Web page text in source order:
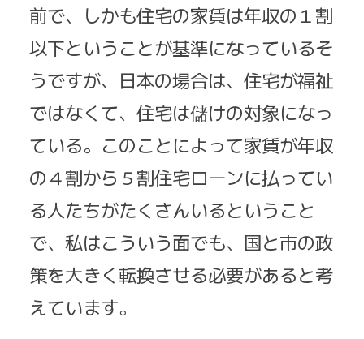
前で、しかも住宅の家賃は年収の１割
以下ということが基準になっているそ
うですが、日本の場合は、住宅が福祉
ではなくて、住宅は儲けの対象になっ
ている。このことによって家賃が年収
の４割から５割住宅ローンに払ってい
る人たちがたくさんいるということ
で、私はこういう面でも、国と市の政
策を大きく転換させる必要があると考
えています。